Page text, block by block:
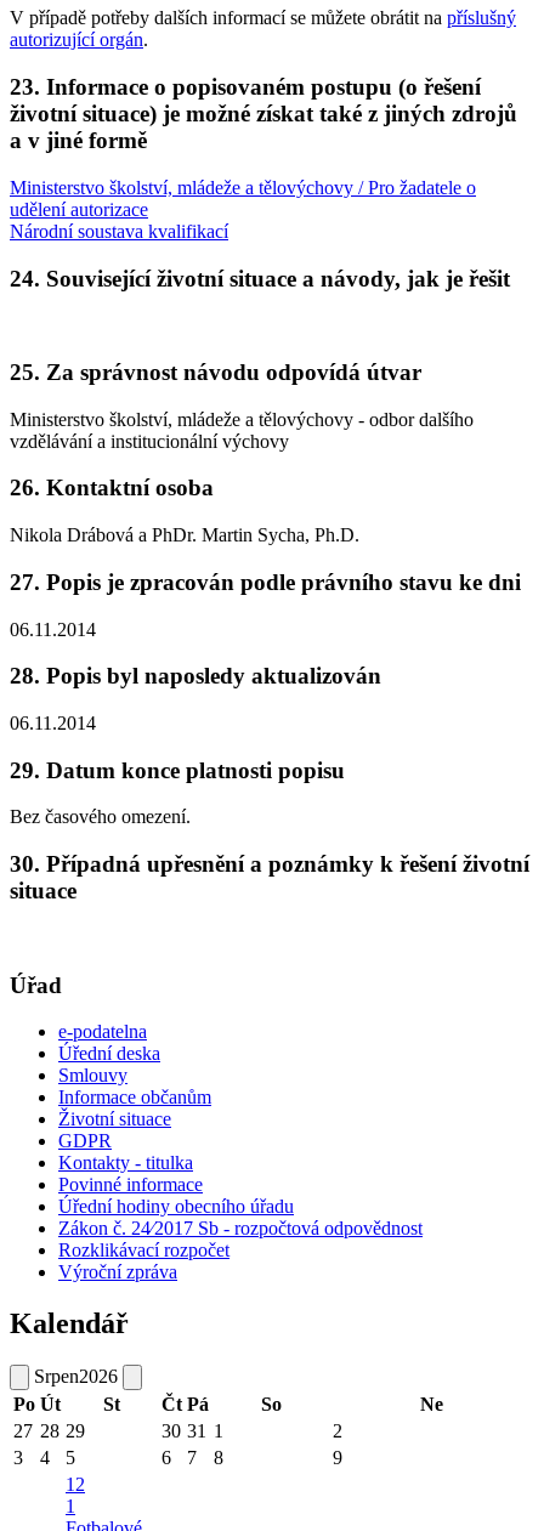
V případě potřeby dalších informací se můžete obrátit na příslušný
autorizující orgán.
23. Informace o popisovaném postupu (o řešení
životní situace) je možné získat také z jiných zdrojů
a v jiné formě
Ministerstvo školství, mládeže a tělovýchovy / Pro žadatele o
udělení autorizace
Národní soustava kvalifikací
24. Související životní situace a návody, jak je řešit
25. Za správnost návodu odpovídá útvar
Ministerstvo školství, mládeže a tělovýchovy - odbor dalšího
vzdělávání a institucionální výchovy
26. Kontaktní osoba
Nikola Drábová a PhDr. Martin Sycha, Ph.D.
27. Popis je zpracován podle právního stavu ke dni
06.11.2014
28. Popis byl naposledy aktualizován
06.11.2014
29. Datum konce platnosti popisu
Bez časového omezení.
30. Případná upřesnění a poznámky k řešení životní
situace
Úřad
e-podatelna
Úřední deska
Smlouvy
Informace občanům
Životní situace
GDPR
Kontakty - titulka
Povinné informace
Úřední hodiny obecního úřadu
Zákon č. 24⁄2017 Sb - rozpočtová odpovědnost
Rozklikávací rozpočet
Výroční zpráva
Kalendář
Srpen2026
Po Út St Čt Pá So
Ne
27 28 29 30 31 1
2
3
4 5 6 7 8
9
12
1